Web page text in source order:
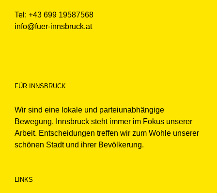
Tel: +43 699 19587568
info@fuer-innsbruck.at
FÜR INNSBRUCK
Wir sind eine lokale und parteiunabhängige
Bewegung. Innsbruck steht immer im Fokus unserer
Arbeit. Entscheidungen treffen wir zum Wohle unserer
schönen Stadt und ihrer Bevölkerung.
LINKS